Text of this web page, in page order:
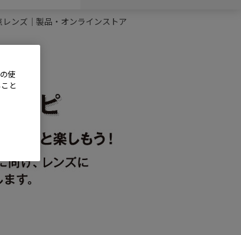
ンズ｜製品・オンラインストア
使
と